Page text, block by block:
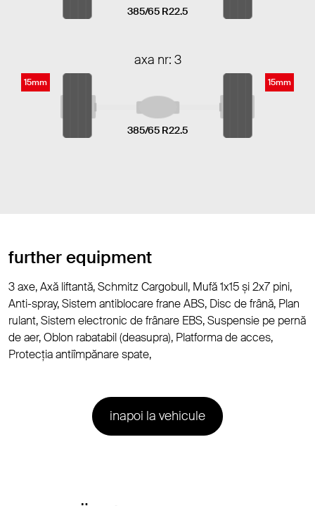
385/65 R22.5
axa nr: 3
15mm
385/65 R22.5
15mm
further equipment
3 axe, Axă liftantă, Schmitz Cargobull, Mufă 1x15 și 2x7 pini,
Anti-spray, Sistem antiblocare frane ABS, Disc de frână, Plan
rulant, Sistem electronic de frânare EBS, Suspensie pe pernă
de aer, Oblon rabatabil (deasupra), Platforma de acces,
Protecţia antiîmpănare spate,
inapoi la vehicule